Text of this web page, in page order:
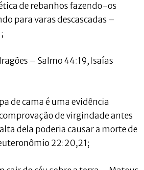
de rebanhos fazendo-os
para varas descascadas –
– Salmo 44:19, Isaías
de cama é uma evidência
de virgindade antes
dela poderia causar a morte de
22:20,21;